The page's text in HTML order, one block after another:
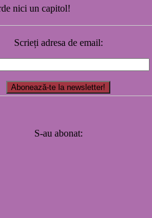
nici un capitol!
Scrieți adresa de email:
S-au abonat: